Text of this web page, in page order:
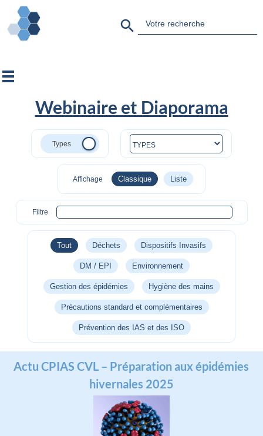
for:
Webinaire et Diaporama
Affichage Classique Liste
Filtre
Tout Déchets Dispositifs Invasifs
DM / EPI Environnement
Gestion des épidémies Hygiène des mains
Précautions standard et complémentaires
Prévention des IAS et des ISO
Actu CPIAS CVL – Préparation aux épidémies
hivernales 2025